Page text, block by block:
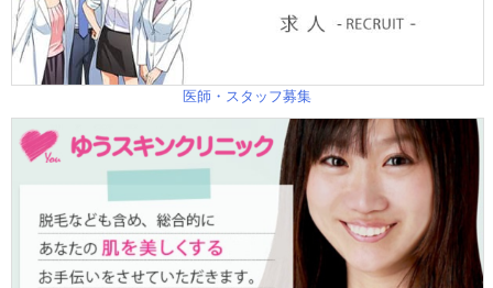
医師・スタッフ募集